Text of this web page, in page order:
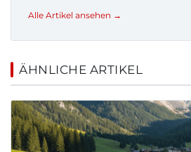
Alle Artikel ansehen →
ÄHNLICHE ARTIKEL